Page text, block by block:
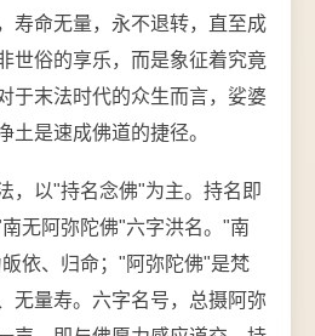
寿命无量，永不退转，直至成
世俗的享乐，而是象征着究竟
于末法时代的众生而言，娑婆
土是速成佛道的捷径。
，以"持名念佛"为主。持名即
无阿弥陀佛"六字洪名。"南
依、归命；"阿弥陀佛"是梵
无量寿。六字名号，总摄阿弥